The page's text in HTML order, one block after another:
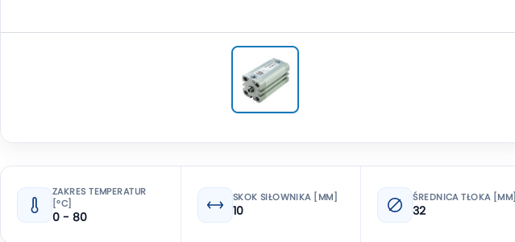
ZAKRES TEMPERATUR
[°C]
0 - 80
SKOK SIŁOWNIKA [MM]
10
ŚREDNICA TŁOKA [MM]
32